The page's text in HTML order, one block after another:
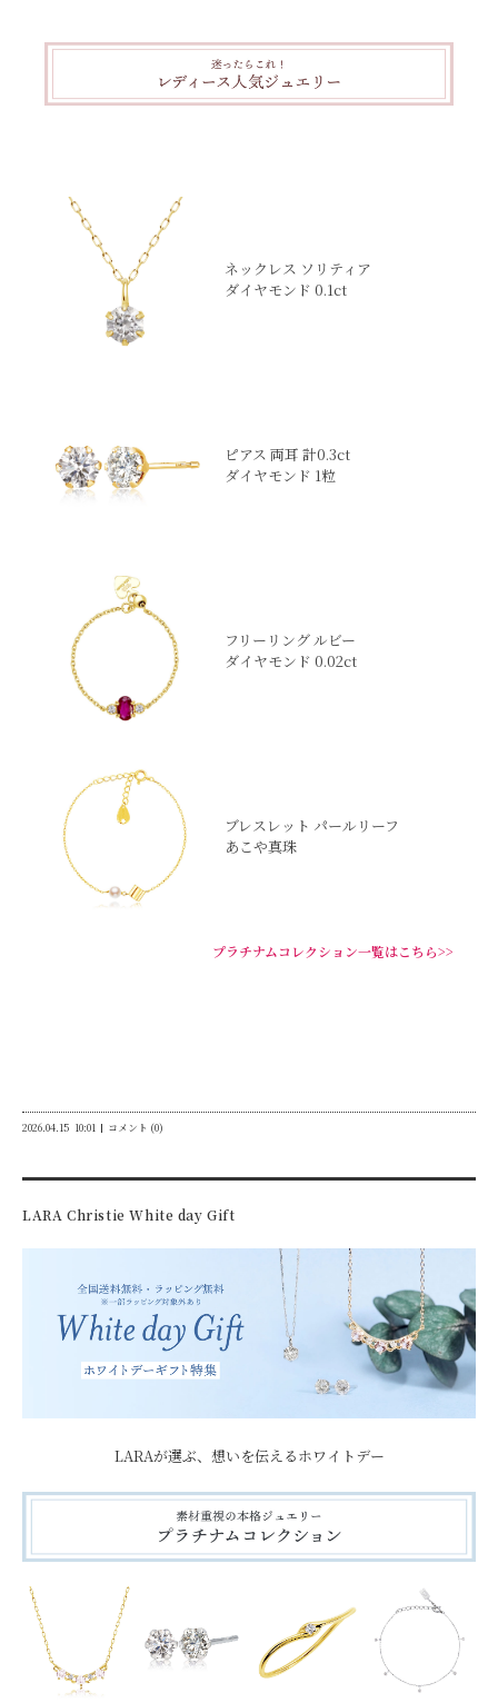
ネックレス ソリティア
ダイヤモンド 0.1ct
ピアス 両耳 計0.3ct
ダイヤモンド 1粒
フリーリング ルビー
ダイヤモンド 0.02ct
ブレスレット パールリーフ
あこや真珠
プラチナムコレクション一覧はこちら>>
2026.04.15 10:01 コメント (0)
LARA Christie White day Gift
LARAが選ぶ、想いを伝えるホワイトデー